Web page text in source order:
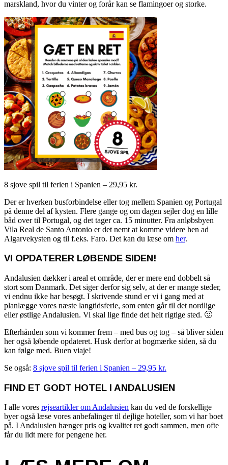
marskland, hvor du vinter og forår kan se flamingoer og storke.
8 sjove spil til ferien i Spanien – 29,95 kr.
Der er hverken busforbindelse eller tog mellem Spanien og Portugal
på denne del af kysten. Flere gange og om dagen sejler dog en lille
båd over til Portugal, og det tager ca. 15 minutter. Fra anløbsbyen
Vila Real de Santo Antonio er det nemt at komme videre hen ad
Algarvekysten og til f.eks. Faro. Det kan du læse om her.
VI OPDATERER LØBENDE SIDEN!
Andalusien dækker i areal et område, der er mere end dobbelt så
stort som Danmark. Det siger derfor sig selv, at der er mange steder,
vi endnu ikke har besøgt. I skrivende stund er vi i gang med at
planlægge vores næste langtidsferie, som enten går til det nordlige
eller østlige Andalusien. Vi skal lige finde det helt rigtige sted. 🙂
Efterhånden som vi kommer frem – med bus og tog – så bliver siden
her også løbende opdateret. Husk derfor at bogmærke siden, så du
kan følge med. Buen viaje!
Se også: 8 sjove spil til ferien i Spanien – 29,95 kr.
FIND ET GODT HOTEL I ANDALUSIEN
I alle vores rejseartikler om Andalusien kan du ved de forskellige
byer også læse vores anbefalinger til dejlige hoteller, som vi har boet
på. I Andalusien hænger pris og kvalitet ret godt sammen, men ofte
får du lidt mere for pengene her.